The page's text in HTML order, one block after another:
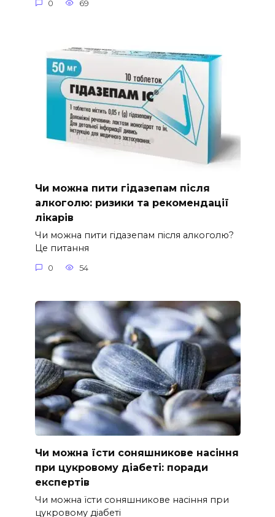
0 69
Чи можна пити гідазепам після
алкоголю: ризики та рекомендації
лікарів
Чи можна пити гідазепам після алкоголю?
Це питання
0 54
Чи можна їсти соняшникове насіння
при цукровому діабеті: поради
експертів
Чи можна їсти соняшникове насіння при
цукровому діабеті